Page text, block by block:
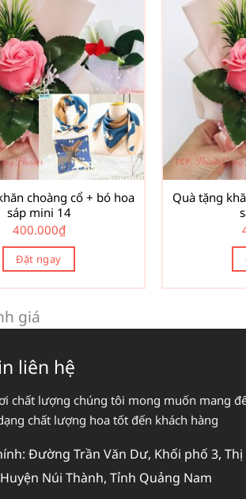
choàng cổ + bó hoa
sáp mini 14
400.000₫
Đặt ngay
Quà tặng
giá
liên hệ
chất lượng chúng tôi mong muốn mang
chất lượng hoa tốt đến khách hàng
Đường Trần Văn Dư, Khối phố 3,
Núi Thành, Tỉnh Quảng Nam